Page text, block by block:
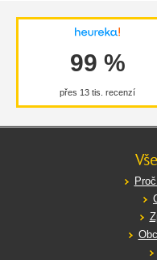
99 %
přes 13 tis. recenzí